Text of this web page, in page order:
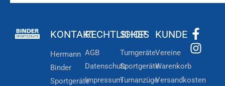
KONTAKT
Hermann
Binder
Sportgeräte
RECHTLICHES
AGB
Datenschutz
Impressum
SHOP
Turngeräte
Sportgeräte
Turnanzüge
KUNDE
Vereine
Warenkorb
Versandkosten